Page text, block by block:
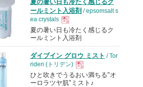
夏の暑い日も冷たく感じるク
ールミント入浴剤 / epsomsalt s
ea crystals
現
品
夏の暑い日も冷たく感じるク
ールミント入浴剤
ダイブイン グロウ ミスト / Tor
riden (トリデン)
現
ひと吹きでうるおい満ちる"オ
ーロラツヤ肌"ミスト♪